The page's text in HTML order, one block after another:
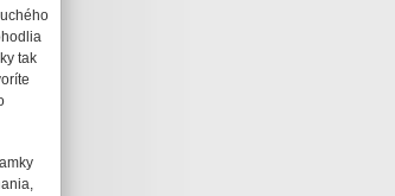
tak